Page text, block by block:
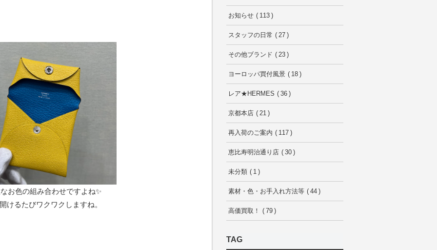
お色の組み合わせですよね✨
けるたびワクワクしますね。
お知らせ 113
スタッフの日常 27
その他ブランド 23
ヨーロッパ買付風景 18
レア★HERMES 36
京都本店 21
再入荷のご案内 117
恵比寿明治通り店 30
未分類 1
素材・色・お手入れ方法等 44
高価買取！ 79
TAG